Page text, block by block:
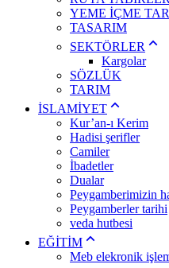
YEME İÇME
TASARIM
SEKTÖRLER
Kargolar
SÖZLÜK
TARIM
İSLAMİYET
Kur’an-ı Kerim
Hadisi şerifler
Camiler
İbadetler
Dualar
Peygamberimizin
Peygamberler tarihi
veda hutbesi
EĞİTİM
Meb elekronik